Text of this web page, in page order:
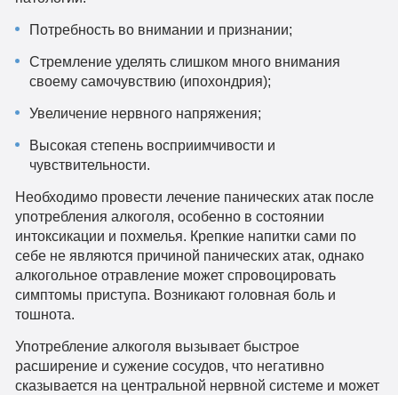
Потребность во внимании и признании;
Стремление уделять слишком много внимания
своему самочувствию (ипохондрия);
Увеличение нервного напряжения;
Высокая степень восприимчивости и
чувствительности.
Необходимо провести лечение панических атак после
употребления алкоголя, особенно в состоянии
интоксикации и похмелья. Крепкие напитки сами по
себе не являются причиной панических атак, однако
алкогольное отравление может спровоцировать
симптомы приступа. Возникают головная боль и
тошнота.
Употребление алкоголя вызывает быстрое
расширение и сужение сосудов, что негативно
сказывается на центральной нервной системе и может